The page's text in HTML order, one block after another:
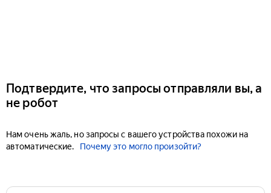
Подтвердите, что запросы отправляли вы, а
не робот
Нам очень жаль, но запросы с вашего устройства похожи на
автоматические.
Почему это могло произойти?